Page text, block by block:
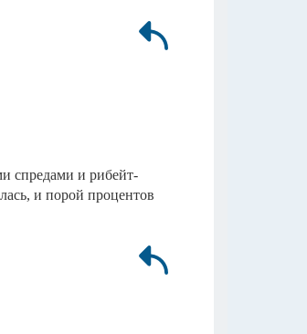
спредами и рибейт-
и порой процентов